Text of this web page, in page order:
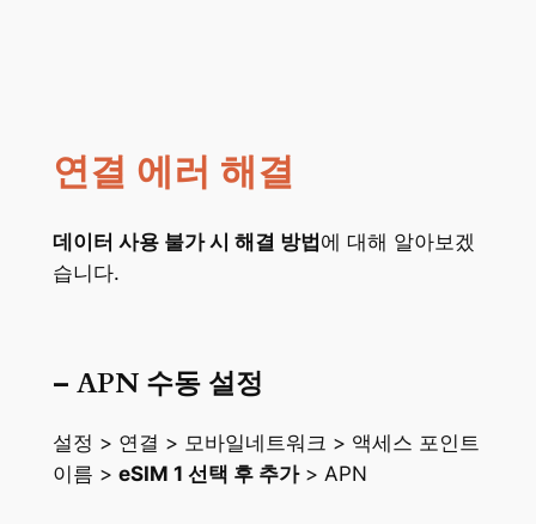
연결 에러 해결
데이터 사용 불가 시 해결 방법에 대해 알아보겠
습니다.
– APN 수동 설정
설정 > 연결 > 모바일네트워크 > 액세스 포인트
이름 > eSIM 1 선택 후 추가> APN